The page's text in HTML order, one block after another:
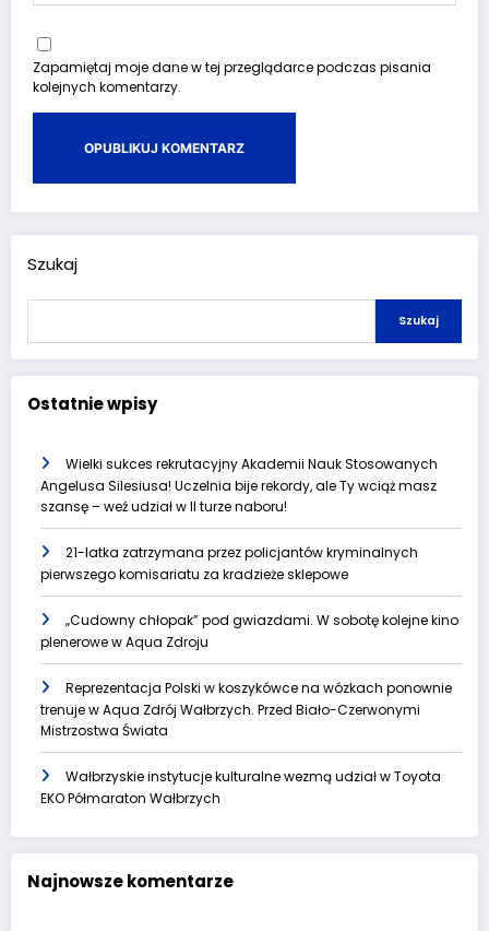
Zapamiętaj moje dane w tej przeglądarce podczas pisania
kolejnych komentarzy.
Szukaj
Szukaj
Ostatnie wpisy
Wielki sukces rekrutacyjny Akademii Nauk Stosowanych
Angelusa Silesiusa! Uczelnia bije rekordy, ale Ty wciąż masz
szansę – weź udział w II turze naboru!
21-latka zatrzymana przez policjantów kryminalnych
pierwszego komisariatu za kradzieże sklepowe
„Cudowny chłopak” pod gwiazdami. W sobotę kolejne kino
plenerowe w Aqua Zdroju
Reprezentacja Polski w koszykówce na wózkach ponownie
trenuje w Aqua Zdrój Wałbrzych. Przed Biało-Czerwonymi
Mistrzostwa Świata
Wałbrzyskie instytucje kulturalne wezmą udział w Toyota
EKO Półmaraton Wałbrzych
Najnowsze komentarze